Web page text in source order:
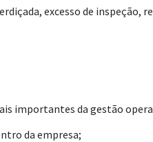
excesso de inspeção,
importantes da gestão
da empresa;